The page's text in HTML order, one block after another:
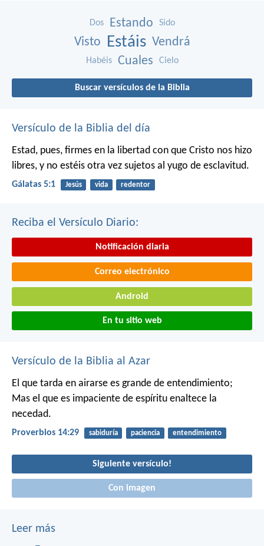
Dos Estando Sido
Visto Estáis Vendrá
Habéis Cuales Cielo
Buscar versículos de la Biblia
Versículo de la Biblia del día
Estad, pues, firmes en la libertad con que Cristo nos hizo
libres, y no estéis otra vez sujetos al yugo de esclavitud.
Gálatas 5:1 Jesús vida redentor
Reciba el Versículo Diario:
Notificación diaria
Correo electrónico
Android
En tu sitio web
Versículo de la Biblia al Azar
El que tarda en airarse es grande de entendimiento;
Mas el que es impaciente de espíritu enaltece la
necedad.
Proverbios 14:29 sabiduría paciencia entendimiento
Siguiente versículo!
Con imagen
Leer más